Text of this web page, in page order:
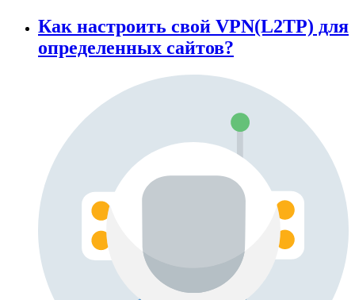
Как настроить свой VPN(L2TP) для
определенных сайтов?